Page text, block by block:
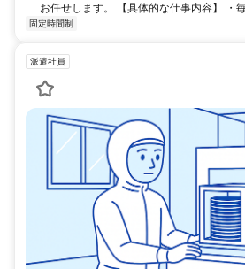
お任せします。 【具体的な仕事内容】 ・
固定時間制
派遣社員